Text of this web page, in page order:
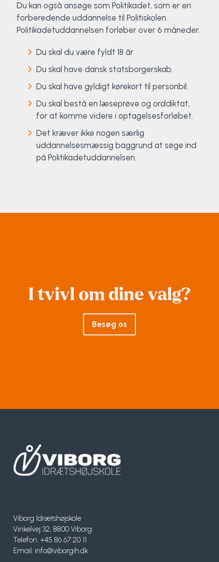
Du kan også ansøge som Politikadet, som er en
forberedende uddannelse til Politiskolen.
Politikadetuddannelsen forløber over 6 måneder.
Du skal du være fyldt 18 år
Du skal have dansk statsborgerskab.
Du skal have gyldigt kørekort til personbil.
Du skal bestå en læseprøve og orddiktat,
for at komme videre i optagelsesforløbet.
Det kræver ikke nogen særlig
uddannelsesmæssig baggrund at søge ind
på Politikadetuddannelsen.
I tvivl om dine valg?
Besøg os
Viborg Idrætshøjskole
Vinkelvej 32, 8800 Viborg
Telefon: +45 86 67 20 11
Email: info@viborgih.dk